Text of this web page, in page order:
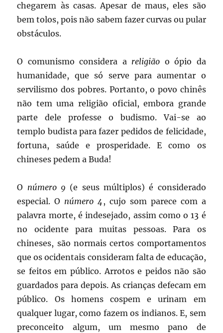
chegarem às casas. Apesar de maus, eles são
bem tolos, pois não sabem fazer curvas ou pular
obstáculos.
O comunismo considera a religião o ópio da
humanidade, que só serve para aumentar o
servilismo dos pobres. Portanto, o povo chinês
não tem uma religião oficial, embora grande
parte dele professe o budismo. Vai-se ao
templo budista para fazer pedidos de felicidade,
fortuna, saúde e prosperidade. E como os
chineses pedem a Buda!
O número 9 (e seus múltiplos) é considerado
especial. O número 4, cujo som parece com a
palavra morte, é indesejado, assim como o 13 é
no ocidente para muitas pessoas. Para os
chineses, são normais certos comportamentos
que os ocidentais consideram falta de educação,
se feitos em público. Arrotos e peidos não são
guardados para depois. As crianças defecam em
público. Os homens cospem e urinam em
qualquer lugar, como fazem os indianos. E, sem
preconceito algum, um mesmo pano de